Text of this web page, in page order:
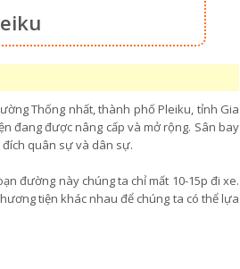
Thống nhất, thành phố Pleiku, tỉnh Gia
đang được nâng cấp và mở rộng. Sân bay
đích quân sự và dân sự.
đường này chúng ta chỉ mất 10-15p đi xe.
tiện khác nhau để chúng ta có thể lựa